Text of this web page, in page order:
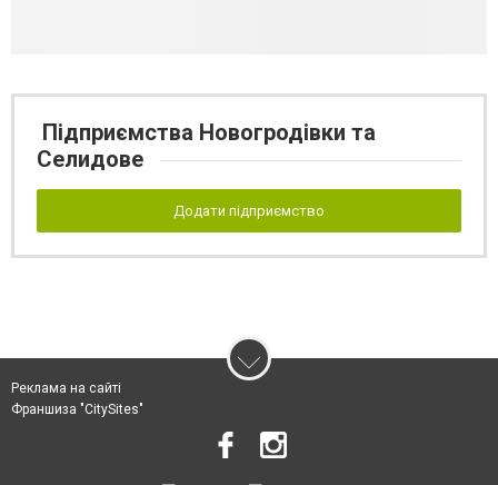
Підприємства Новогродівки та
Селидове
Додати підприємство
Реклама на сайті
Франшиза "CitySites"